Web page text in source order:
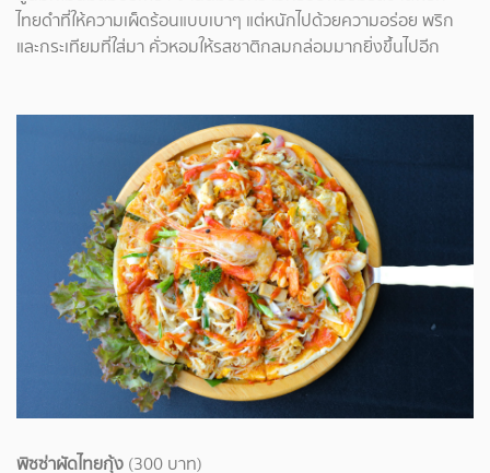
ไทยดำที่ให้ความเผ็ดร้อนแบบเบาๆ แต่หนักไปด้วยความอร่อย พริก
และกระเทียมที่ใส่มา คั่วหอมให้รสชาติกลมกล่อมมากยิ่งขึ้นไปอีก
พิซซ่าผัดไทยกุ้ง (300 บาท)